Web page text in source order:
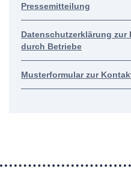
Pressemitteilung
Datenschutzerklärung
durch Betriebe
Musterformular zur